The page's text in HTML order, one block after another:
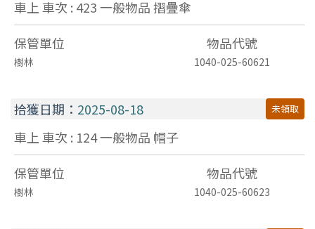
車上 車次 : 423一般物品摺疊傘
保管單位
物品代號
樹林 1040-025-60621
拾獲日期： 2025-08-18 未領取
車上 車次 : 124一般物品 帽子
保管單位
物品代號
樹林 1040-025-60623